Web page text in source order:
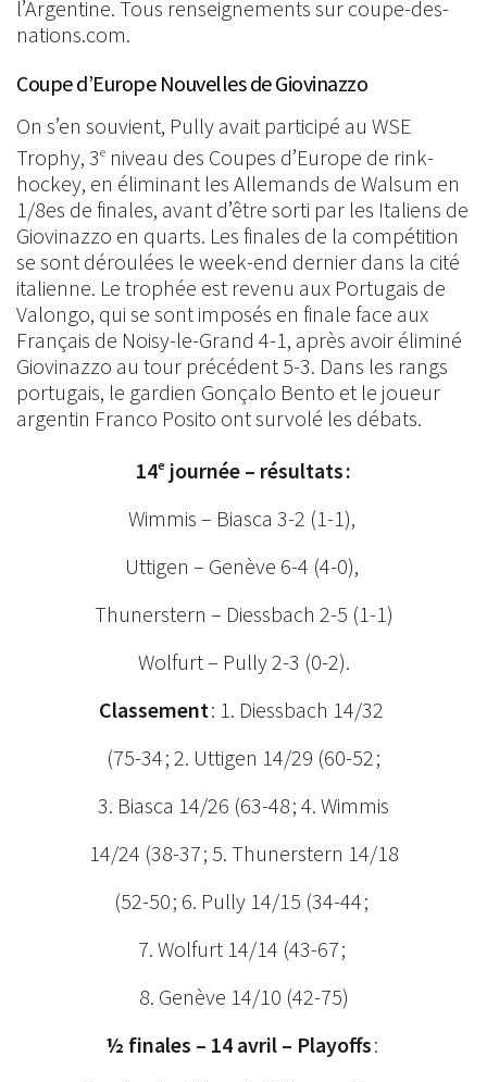
l’Argentine. Tous renseignements sur coupe-des-
nations.com.
Coupe d’Europe Nouvelles de Giovinazzo
On s’en souvient, Pully avait participé au WSE
Trophy, 3e niveau des Coupes d’Europe de rink-
hockey, en éliminant les Allemands de Walsum en
1/8es de finales, avant d’être sorti par les Italiens de
Giovinazzo en quarts. Les finales de la compétition
se sont déroulées le week-end dernier dans la cité
italienne. Le trophée est revenu aux Portugais de
Valongo, qui se sont imposés en finale face aux
Français de Noisy-le-Grand 4-1, après avoir éliminé
Giovinazzo au tour précédent 5-3. Dans les rangs
portugais, le gardien Gonçalo Bento et le joueur
argentin Franco Posito ont survolé les débats.
14e journée – résultats :
Wimmis – Biasca 3-2 (1-1),
Uttigen – Genève 6-4 (4-0),
Thunerstern – Diessbach 2-5 (1-1)
Wolfurt – Pully 2-3 (0-2).
Classement: 1. Diessbach 14/32
(75-34 ; 2. Uttigen 14/29 (60-52 ;
3. Biasca 14/26 (63-48 ; 4. Wimmis
14/24 (38-37 ; 5. Thunerstern 14/18
(52-50 ; 6. Pully 14/15 (34-44 ;
7. Wolfurt 14/14 (43-67 ;
8. Genève 14/10 (42-75)
½ finales – 14 avril – Playoffs: